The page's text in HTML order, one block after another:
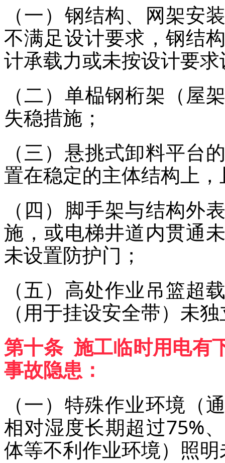
（一）钢结构、网架安
不满足设计要求，钢结
计承载力或未按设计要
（二）单榀钢桁架（屋
失稳措施；
（三）悬挑式卸料平台
置在稳定的主体结构上
（四）脚手架与结构外
施，或电梯井道内贯通
未设置防护门；
（五）高处作业吊篮超
（用于挂设安全带）未
第十条 施工临时用电有
事故隐患：
（一）特殊作业环境（
相对湿度长期超过75%
体等不利作业环境）照